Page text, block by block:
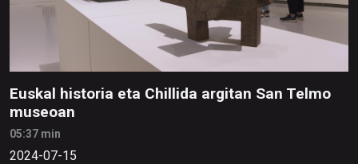
Euskal historia eta Chillida argitan San Telmo
museoan
05:37 min
2024-07-15